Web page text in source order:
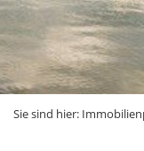
Sie sind hier: